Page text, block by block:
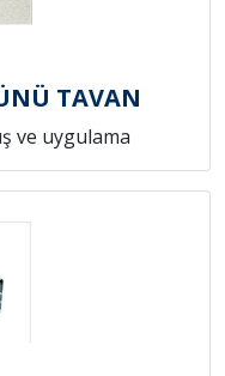
TAVAN
ve uygulama